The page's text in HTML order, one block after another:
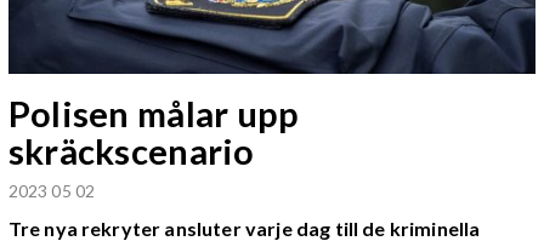
Polisen målar upp
skräckscenario
2023 05 02
Tre nya rekryter ansluter varje dag till de kriminella